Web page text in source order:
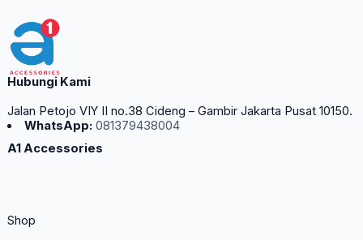
Hubungi Kami
Jalan Petojo VIY II no.38 Cideng – Gambir Jakarta Pusat 10150.
WhatsApp: 081379438004
A1 Accessories
Shop